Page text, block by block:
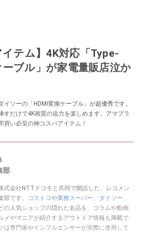
イテム】4K対応「Type-
ブル」が家電量販店泣か
ソーの「HDMI変換ケーブル」が超優秀です。
すだけで4K画質の迫力を楽しめます。アマプラ
い必至の神コスパアイテム！
部
式会社NTTドコモと共同で開設した、レコメン
部です。
コストコや業務スーパー、 ダイソー、
の人気ショップの隠れた名品を、コラムや動画
メやマニアが紹介するアウトドア情報も満載で
は専門家やインフルエンサーが実際に使用して